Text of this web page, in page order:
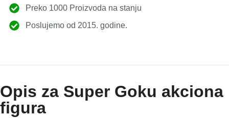
Preko 1000 Proizvoda na stanju
Poslujemo od 2015. godine.
Opis za Super Goku akciona
figura